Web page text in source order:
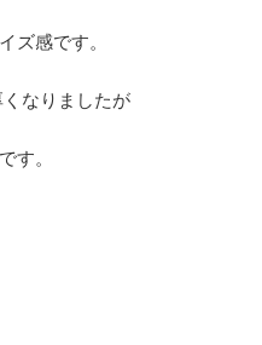
ズ感です。
なりましたが
す。